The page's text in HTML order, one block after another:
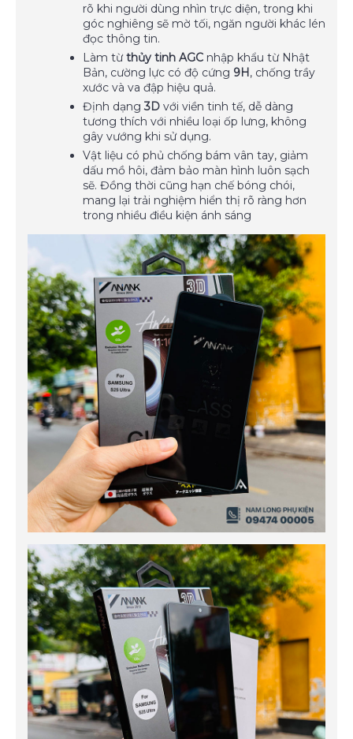
rõ khi người dùng nhìn trực diện, trong khi
góc nghiêng sẽ mờ tối, ngăn người khác lén
đọc thông tin.
Làm từthủy tinh AGC nhập khẩu từ Nhật
Bản, cường lực có độ cứng 9H, chống trầy
xước và va đập hiệu quả.
Định dạng3D với viền tinh tế, dễ dàng
tương thích với nhiều loại ốp lưng, không
gây vướng khi sử dụng.
Vật liệu có phủ chống bám vân tay, giảm
dấu mồ hôi, đảm bảo màn hình luôn sạch
sẽ. Đồng thời cũng hạn chế bóng chói,
mang lại trải nghiệm hiển thị rõ ràng hơn
trong nhiều điều kiện ánh sáng